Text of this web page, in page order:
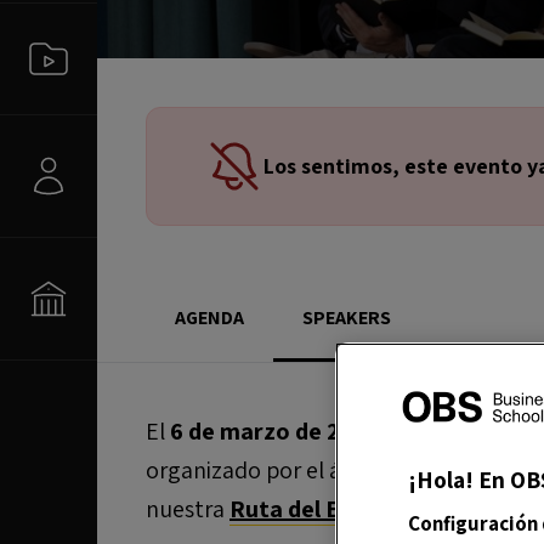
Los sentimos, este evento
AGENDA SPEAKERS
El6 de marzo de 2024 tendrá lugar el
organizado por el área de Carreras
nuestra Ruta del Emprendimiento .
¡Hola! En
Configuración